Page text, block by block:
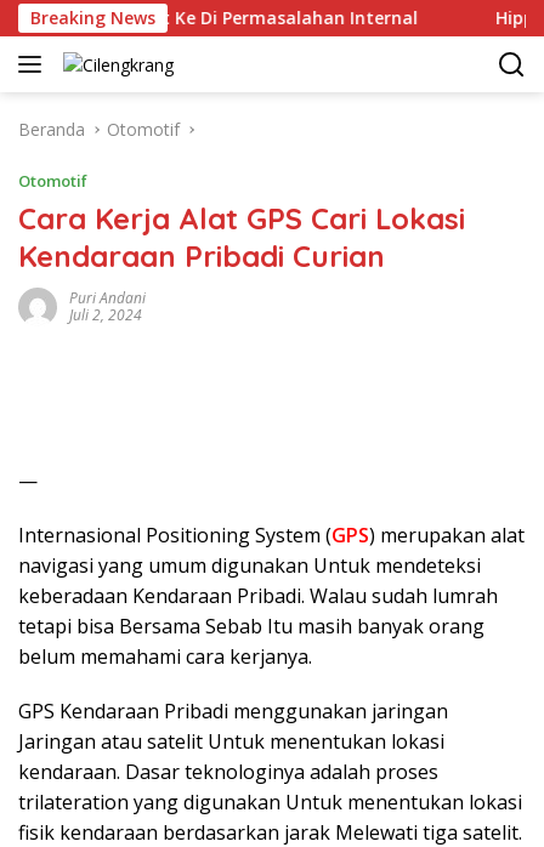
Langsung
ke
konten
Breaking News
Kelas Berat Ke Di Permasalahan Internal Hippindo
Beranda Otomotif
Otomotif
Cara Kerja Alat GPS Cari Lokasi
Kendaraan Pribadi Curian
Puri Andani
Juli 2, 2024
—
Internasional Positioning System (GPS) merupakan alat
navigasi yang umum digunakan Untuk mendeteksi
keberadaan Kendaraan Pribadi. Walau sudah lumrah
tetapi bisa Bersama Sebab Itu masih banyak orang
belum memahami cara kerjanya.
GPS Kendaraan Pribadi menggunakan jaringan
Jaringan atau satelit Untuk menentukan lokasi
kendaraan. Dasar teknologinya adalah proses
trilateration yang digunakan Untuk menentukan lokasi
fisik kendaraan berdasarkan jarak Melewati tiga satelit.